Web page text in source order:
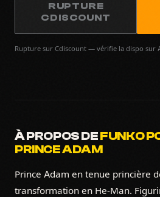
RUPTURE
CDISCOUNT
Rupture sur Cdiscount — vérifie la dispo sur
À PROPOS DEFUNKO
PRINCE ADAM
Prince Adam en tenue princière
transformation en He-Man.